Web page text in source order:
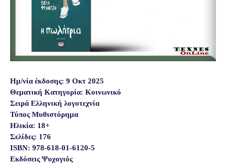
Ημ/νία έκδοσης: 9 Οκτ 2025
Θεματική Κατηγορία: Κοινωνικό
Σειρά Ελληνική λογοτεχνία
Τύπος Μυθιστόρημα
Ηλικία: 18+
Σελίδες: 176
ISBN: 978-618-01-6120-5
Εκδόσεις Ψυχογιός